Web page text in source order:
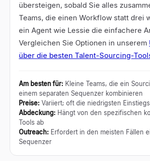
übersteigen, sobald Sie alles
Teams, die einen Workflow statt drei
ein Agent wie Lessie die einfachere
Vergleichen Sie Optionen in unserem
über die besten Talent-Sourcing-
Am besten für: Kleine Teams, die ein
einem separaten Sequenzer kombinieren
Preise: Variiert; oft die niedrigsten
Abdeckung: Hängt von den spezifischen
Tools ab
Outreach: Erfordert in den meisten Fällen
Sequenzer